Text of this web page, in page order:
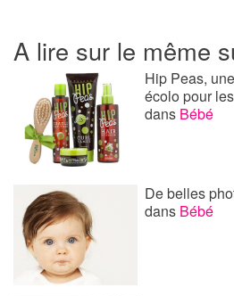
A lire sur le même
Hip Peas,
écolo pour
dans Bébé
De belles
dans Bébé